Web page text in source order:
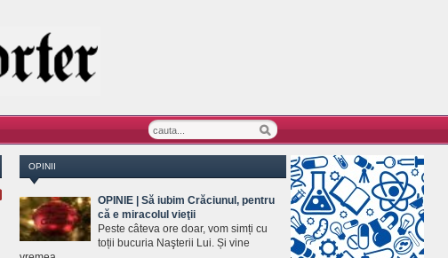
OPINII
OPINIE | Să iubim Crăciunul, pentru
că e miracolul vieţii
Peste câteva ore doar, vom simți cu
toții bucuria Naşterii Lui. Și vine